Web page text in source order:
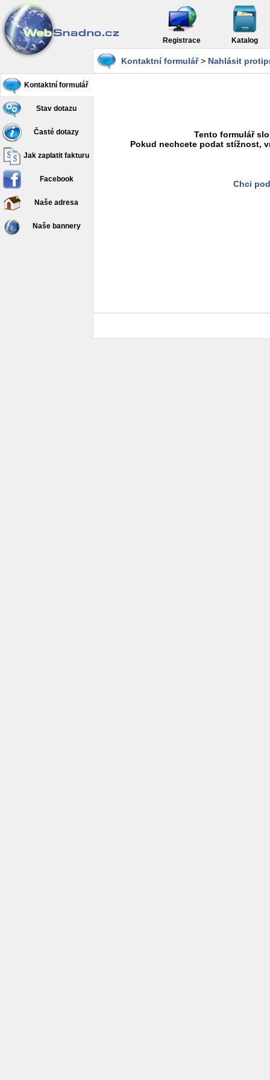
Registrace Katalog
Kontaktní formulář
Stav dotazu
Časté dotazy
Jak zaplatit fakturu
Facebook
Naše adresa
Naše bannery
Kontaktní formulář> Nahlásit
Tento formulář
Pokud nechcete podat stížnost,
Chci